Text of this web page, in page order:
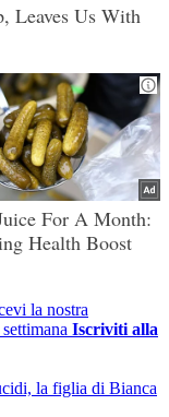
la nostra
Iscriviti alla